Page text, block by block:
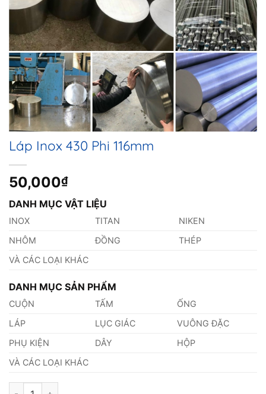
Láp Inox 430 Phi 116mm
50,000₫
DANH MỤC VẬT LIỆU
INOX TITAN
NIKEN
NHÔM
ĐỒNG
THÉP
VÀ CÁC LOẠI KHÁC
DANH MỤC SẢN PHẨM
CUỘN TẤM
ỐNG
LÁP
LỤC GIÁC
VUÔNG ĐẶC
PHỤ KIỆN
DÂY
HỘP
VÀ CÁC LOẠI KHÁC
Láp Inox 430 Phi 116mm quantity